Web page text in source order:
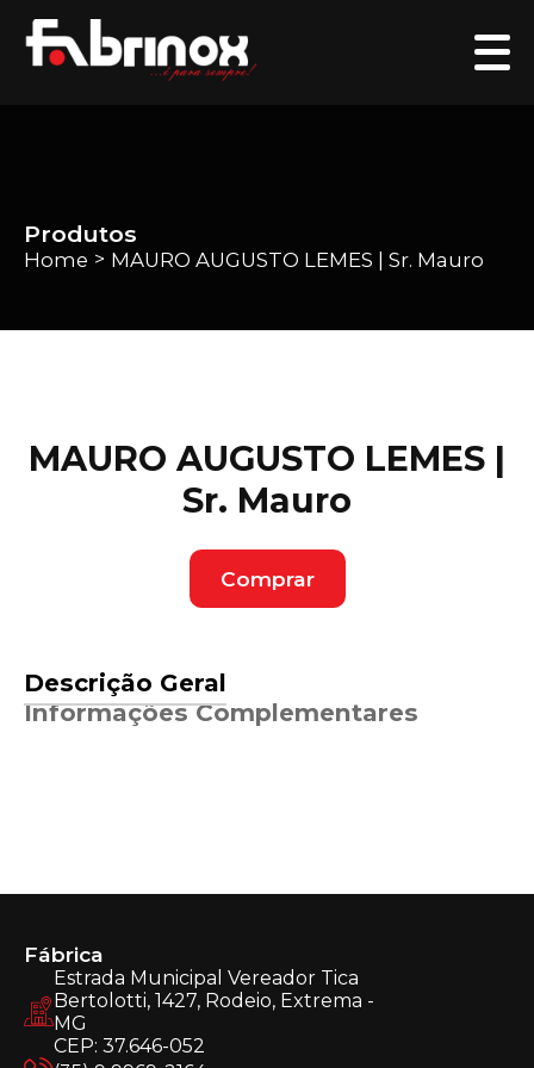
Produtos
Home > MAURO AUGUSTO LEMES | Sr. Mauro
MAURO AUGUSTO LEMES |
Sr. Mauro
Comprar
Descrição Geral
Informações Complementares
Fábrica
Estrada Municipal Vereador Tica
Bertolotti, 1427, Rodeio, Extrema -
MG
CEP: 37.646-052